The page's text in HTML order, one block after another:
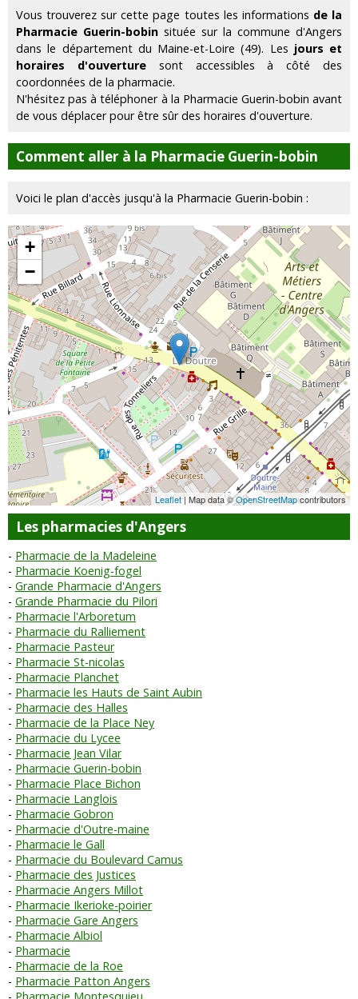
Vous trouverez sur cette page toutes les informations de la
Pharmacie Guerin-bobin située sur la commune d'Angers
dans le département du Maine-et-Loire (49). Les jours et
horaires d'ouverturesont accessibles à côté des
coordonnées de la pharmacie.
N'hésitez pas à téléphoner à la Pharmacie Guerin-bobin avant
de vous déplacer pour être sûr des horaires d'ouverture.
Comment aller à la Pharmacie Guerin-bobin
Voici le plan d'accès jusqu'à la Pharmacie Guerin-bobin :
+
−
Leaflet | Map data ©OpenStreetMapcontributors
Les pharmacies d'Angers
Pharmacie de la Madeleine
Pharmacie Koenig-fogel
Grande Pharmacie d'Angers
Grande Pharmacie du Pilori
Pharmacie l'Arboretum
Pharmacie du Ralliement
Pharmacie Pasteur
Pharmacie St-nicolas
Pharmacie Planchet
Pharmacie les Hauts de Saint Aubin
Pharmacie des Halles
Pharmacie de la Place Ney
Pharmacie du Lycee
Pharmacie Jean Vilar
Pharmacie Guerin-bobin
Pharmacie Place Bichon
Pharmacie Langlois
Pharmacie Gobron
Pharmacie d'Outre-maine
Pharmacie le Gall
Pharmacie du Boulevard Camus
Pharmacie des Justices
Pharmacie Angers Millot
Pharmacie Ikerioke-poirier
Pharmacie Gare Angers
Pharmacie Albiol
Pharmacie
Pharmacie de la Roe
Pharmacie Patton Angers